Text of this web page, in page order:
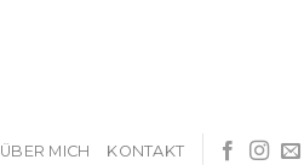
ÜBER MICH KONTAKT